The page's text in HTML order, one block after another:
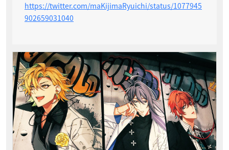
https://twitter.com/maKijimaRyuichi/status/1077945
902659031040